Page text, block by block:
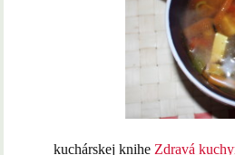
kuchárskej knihe Zdravá